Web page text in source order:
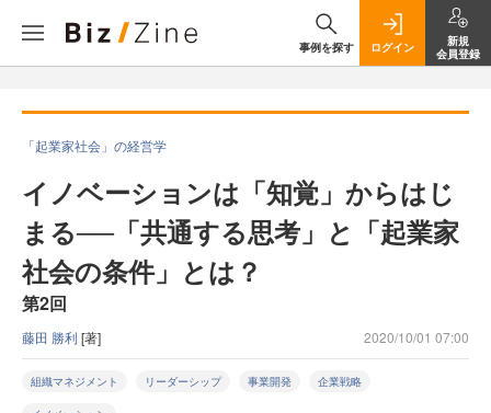
事例を探す ログイン
新規
会員登録
「起業家社会」の経営学
イノベーションは「知覚」からはじ
まる──「共通する思考」と「起業家
社会の条件」とは？
第2回
藤田 勝利 [著] 2020/10/01 07:00
組織マネジメント リーダーシップ 事業開発 企業戦略